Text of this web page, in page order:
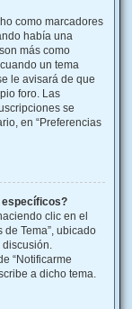
como marcadores
había una
más como
un tema
le avisará de que
foro. Las
se
en “Preferencias
clic en el
Tema”, ubicado
discusión.
“Notificarme
a dicho tema.